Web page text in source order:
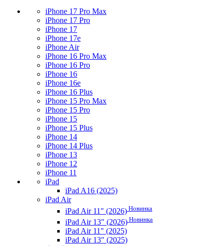
iPhone 17 Pro Max
iPhone 17 Pro
iPhone 17
iPhone 17e
iPhone Air
iPhone 16 Pro Max
iPhone 16 Pro
iPhone 16
iPhone 16e
iPhone 16 Plus
iPhone 15 Pro Max
iPhone 15 Pro
iPhone 15
iPhone 15 Plus
iPhone 14
iPhone 14 Plus
iPhone 13
iPhone 12
iPhone 11
iPad
iPad A16 (2025)
iPad Air
iPad Air 11" (2026) Новинка
iPad Air 13" (2026) Новинка
iPad Air 11" (2025)
iPad Air 13" (2025)